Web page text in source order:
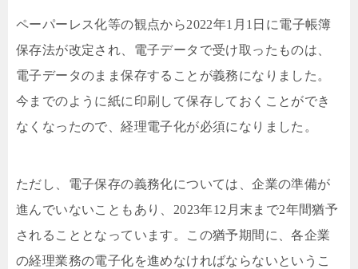
ペーパーレス化等の観点から2022年1月1日に電子帳簿
保存法が改定され、電子データで受け取ったものは、
電子データのまま保存することが義務になりました。
今までのように紙に印刷して保存しておくことができ
なくなったので、経理電子化が必須になりました。
ただし、電子保存の義務化については、企業の準備が
進んでいないこともあり、2023年12月末まで2年間猶予
されることとなっています。この猶予期間に、各企業
の経理業務の電子化を進めなければならないというこ